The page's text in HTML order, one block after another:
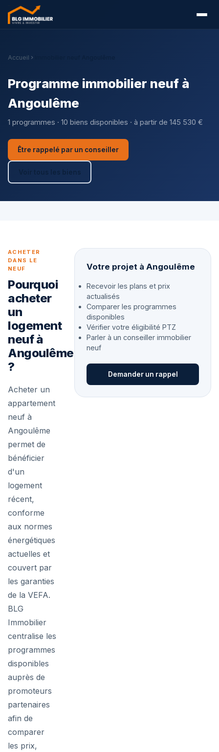
Accueil
Programme immobilier neuf à
Angoulême
1 programmes · 10 biens disponibles · à partir de 145 530 €
Être rappelé par un conseiller
Voir tous les biens
ACHETER
DANS LE
NEUF
Pourquoi
acheter
un
logement
neuf à
Angoulême
?
Acheter un
appartement
neuf à
Angoulême
permet de
bénéficier
d'un
logement
récent,
conforme
aux normes
énergétiques
actuelles et
couvert par
les garanties
de la VEFA.
BLG
Immobilier
centralise les
programmes
disponibles
auprès de
promoteurs
partenaires
afin de
comparer
les prix,
Votre projet à Angoulême
Recevoir les plans et prix
actualisés
Comparer les programmes
disponibles
Vérifier votre éligibilité PTZ
Parler à un conseiller immobilier
neuf
Demander un rappel